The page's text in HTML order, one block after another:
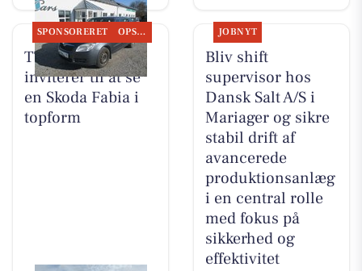
SPONSORERET OPSLAGSTAVLEN
TT CARS ApS
inviterer til at se
en Skoda Fabia i
topform
JOBNYT
Bliv shift
supervisor hos
Dansk Salt A/S i
Mariager og sikre
stabil drift af
avancerede
produktionsanlæg
i en central rolle
med fokus på
sikkerhed og
effektivitet